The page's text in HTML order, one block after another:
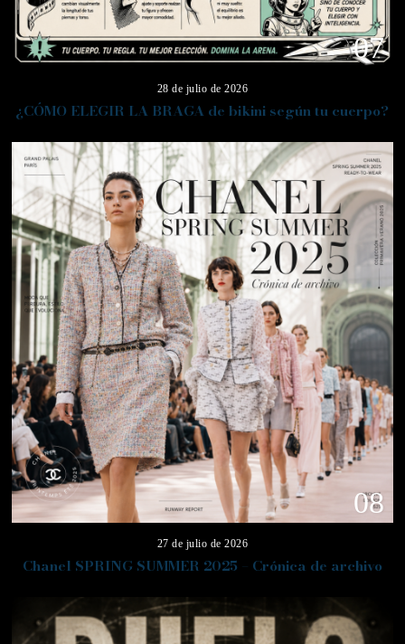
07
28 de julio de 2026
¿CÓMO ELEGIR LA BRAGA de bikini según tu cuerpo?
08
27 de julio de 2026
Chanel SPRING SUMMER 2025 – Crónica de archivo